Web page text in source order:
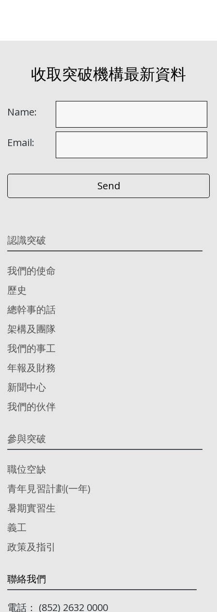
收取突破機構最新資料
Name:
Email:
認識突破
我們的使命
歷史
總幹事的話
架構及團隊
我們的事工
年報及財務
新聞中心
我們的伙伴
參與突破
職位空缺
青年見習計劃(一年)
暑期實習生
義工
政策及指引
聯絡我們
電話： (852) 2632 0000